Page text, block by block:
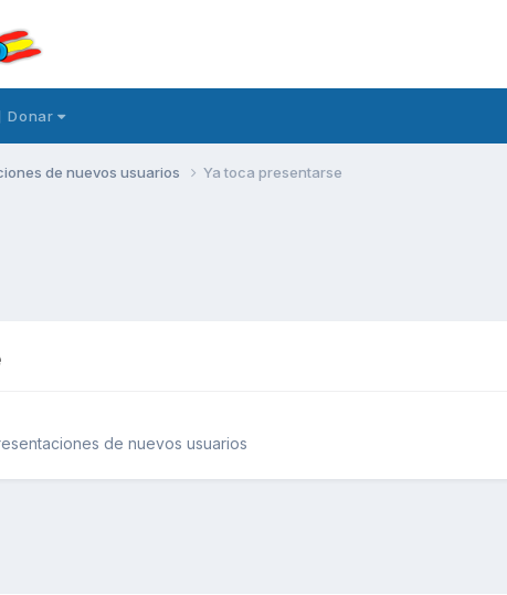
Donar
de nuevos usuarios Ya toca presentarse
de nuevos usuarios